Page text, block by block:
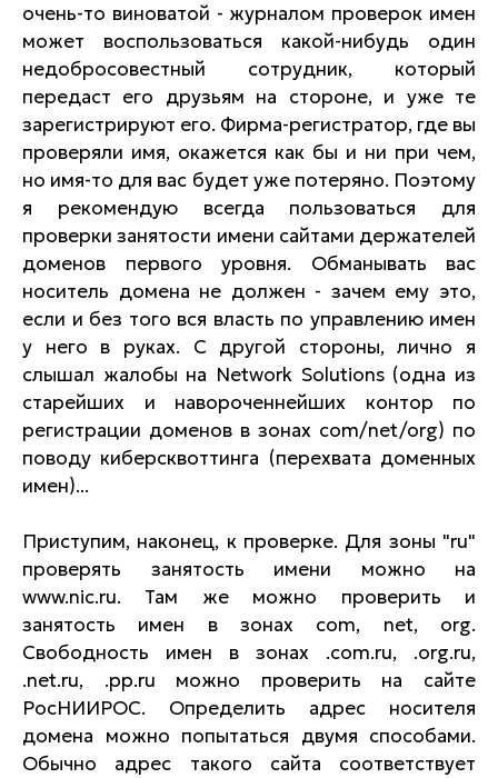
очень-то виноватой - журналом проверок имен
может воспользоваться какой-нибудь один
недобросовестный сотрудник, который
передаст его друзьям на стороне, и уже те
зарегистрируют его. Фирма-регистратор, где вы
проверяли имя, окажется как бы и ни при чем,
но имя-то для вас будет уже потеряно. Поэтому
я рекомендую всегда пользоваться для
проверки занятости имени сайтами держателей
доменов первого уровня. Обманывать вас
носитель домена не должен - зачем ему это,
если и без того вся власть по управлению имен
у него в руках. С другой стороны, лично я
слышал жалобы на Network Solutions (одна из
старейших и навороченнейших контор по
регистрации доменов в зонах com/net/org) по
поводу киберсквоттинга (перехвата доменных
имен)...
Приступим, наконец, к проверке. Для зоны "ru"
проверять занятость имени можно на
www.nic.ru. Там же можно проверить и
занятость имен в зонах com, net, org.
Свободность имен в зонах .com.ru, .org.ru,
.net.ru, .pp.ru можно проверить на сайте
РосНИИРОС. Определить адрес носителя
домена можно попытаться двумя способами.
Обычно адрес такого сайта соответствует